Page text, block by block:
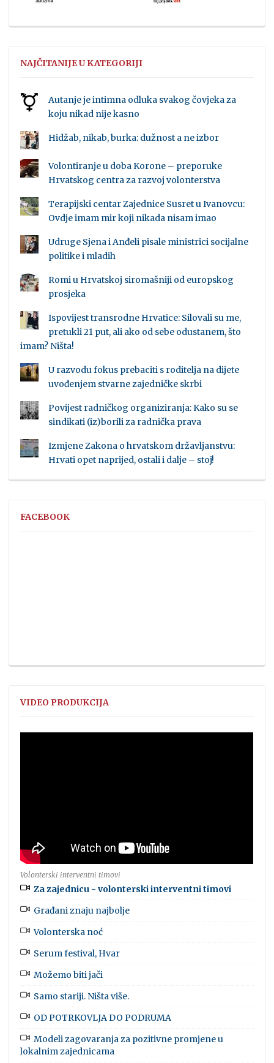
NAJČITANIJE U KATEGORIJI
Autanje je intimna odluka svakog čovjeka za
koju nikad nije kasno
Hidžab, nikab, burka: dužnost a ne izbor
Volontiranje u doba Korone – preporuke
Hrvatskog centra za razvoj volonterstva
Terapijski centar Zajednice Susret u Ivanovcu:
Ovdje imam mir koji nikada nisam imao
Udruge Sjena i Anđeli pisale ministrici socijalne
politike i mladih
Romi u Hrvatskoj siromašniji od europskog
prosjeka
Ispovijest transrodne Hrvatice: Silovali su me,
pretukli 21 put, ali ako od sebe odustanem, što
imam? Ništa!
U razvodu fokus prebaciti s roditelja na dijete
uvođenjem stvarne zajedničke skrbi
Povijest radničkog organiziranja: Kako su se
sindikati (iz)borili za radnička prava
Izmjene Zakona o hrvatskom državljanstvu:
Hrvati opet naprijed, ostali i dalje – stoj!
FACEBOOK
VIDEO PRODUKCIJA
Volonterski interventni timovi
Za zajednicu - volonterski interventni timovi
Građani znaju najbolje
Volonterska noć
Serum festival, Hvar
Možemo biti jači
Samo stariji. Ništa više.
OD POTRKOVLJA DO PODRUMA
Modeli zagovaranja za pozitivne promjene u
lokalnim zajednicama